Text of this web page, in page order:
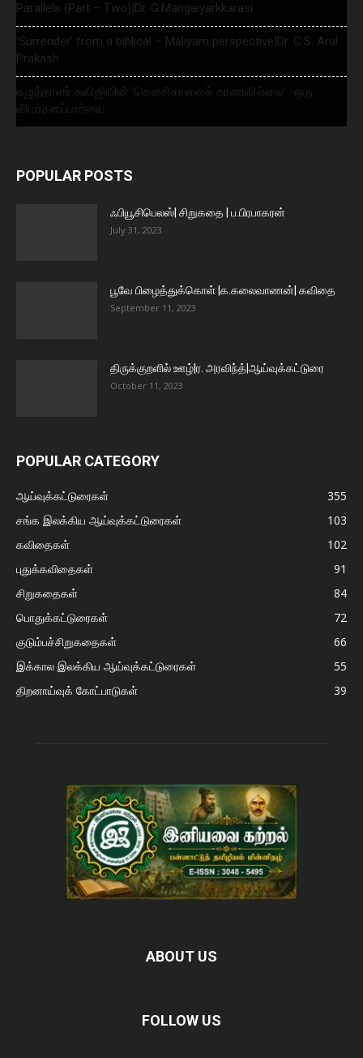
Parallels (Part – Two)|Dr. G.Mangaiyarkkarasi
‘Surrender’ from a biblical – Maliyam perspective|Dr. C.S. Arul
Prakash
எழுத்தாளர் கவிஜியின் ‘கௌசிகாவைக் காணவில்லை’ -ஒரு
விமர்சனப்பார்வை
POPULAR POSTS
ஃபியூசிபெலஸ்| சிறுகதை | ப.பிரபாகரன்
July 31, 2023
பூவே பிழைத்துக்கொள் |க.கலைவாணன்| கவிதை
September 11, 2023
திருக்குறளில் ஊழ்|ர. அரவிந்த்|ஆய்வுக்கட்டுரை
October 11, 2023
POPULAR CATEGORY
ஆய்வுக்கட்டுரைகள்
355
சங்க இலக்கிய ஆய்வுக்கட்டுரைகள்
103
கவிதைகள்
102
புதுக்கவிதைகள்
91
சிறுகதைகள்
84
பொதுக்கட்டுரைகள்
72
குடும்பச்சிறுகதைகள்
66
இக்கால இலக்கிய ஆய்வுக்கட்டுரைகள்
55
திறனாய்வுக் கோட்பாடுகள்
39
ABOUT US
FOLLOW US